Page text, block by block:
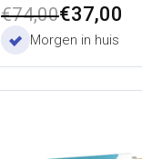
€74,00
Oorspronkelijke
prijs
€37,00
Huidige
prijsMorgen in huis